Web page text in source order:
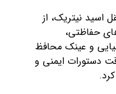
اسید نیتریک، از
حفاظتی،
و عینک محافظ
دستورات ایمنی و